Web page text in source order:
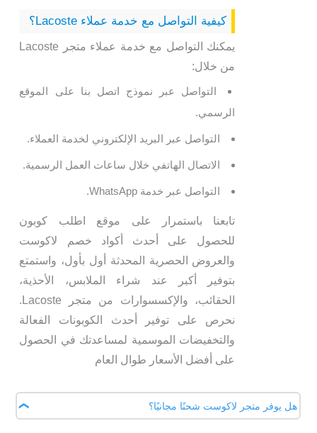
كيفية التواصل مع خدمة عملاء Lacoste؟
يمكنك التواصل مع خدمة عملاء متجر Lacoste
من خلال:
التواصل عبر نموذج اتصل بنا على الموقع
الرسمي.
التواصل عبر البريد الإلكتروني لخدمة العملاء.
الاتصال الهاتفي خلال ساعات العمل الرسمية.
التواصل عبر خدمة WhatsApp.
تابعنا باستمرار على موقع اطلب كوبون
للحصول على أحدث أكواد خصم لاكوست
والعروض الحصرية المحدثة أول بأول، واستمتع
بتوفير أكبر عند شراء الملابس، الأحذية،
الحقائب، والإكسسوارات من متجر Lacoste.
نحرص على توفير أحدث الكوبونات الفعالة
والتخفيضات الموسمية لمساعدتك في الحصول
على أفضل الأسعار طوال العام
هل يوفر متجر لاكوست شحنًا مجانيًا؟